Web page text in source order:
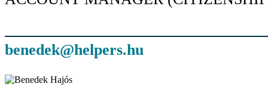
benedek@helpers.hu